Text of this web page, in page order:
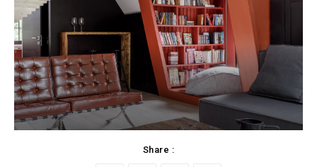
Share :